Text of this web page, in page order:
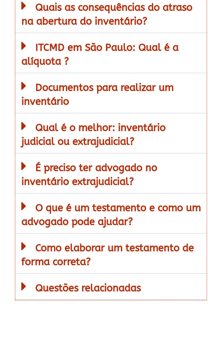
Quais as consequências do atraso
na abertura do inventário?
ITCMD em São Paulo: Qual é a
alíquota ?
Documentos para realizar um
inventário
Qual é o melhor: inventário
judicial ou extrajudicial?
É preciso ter advogado no
inventário extrajudicial?
O que é um testamento e como um
advogado pode ajudar?
Como elaborar um testamento de
forma correta?
Questões relacionadas